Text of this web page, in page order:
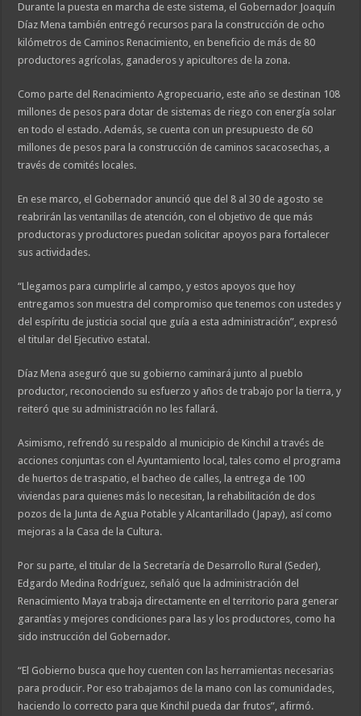
Durante la puesta en marcha de este sistema, el Gobernador Joaquín
Díaz Mena también entregó recursos para la construcción de ocho
kilómetros de Caminos Renacimiento, en beneficio de más de 80
productores agrícolas, ganaderos y apicultores de la zona.
Como parte del Renacimiento Agropecuario, este año se destinan 108
millones de pesos para dotar de sistemas de riego con energía solar
en todo el estado. Además, se cuenta con un presupuesto de 60
millones de pesos para la construcción de caminos sacacosechas, a
través de comités locales.
En ese marco, el Gobernador anunció que del 8 al 30 de agosto se
reabrirán las ventanillas de atención, con el objetivo de que más
productoras y productores puedan solicitar apoyos para fortalecer
sus actividades.
“Llegamos para cumplirle al campo, y estos apoyos que hoy
entregamos son muestra del compromiso que tenemos con ustedes y
del espíritu de justicia social que guía a esta administración”, expresó
el titular del Ejecutivo estatal.
Díaz Mena aseguró que su gobierno caminará junto al pueblo
productor, reconociendo su esfuerzo y años de trabajo por la tierra, y
reiteró que su administración no les fallará.
Asimismo, refrendó su respaldo al municipio de Kinchil a través de
acciones conjuntas con el Ayuntamiento local, tales como el programa
de huertos de traspatio, el bacheo de calles, la entrega de 100
viviendas para quienes más lo necesitan, la rehabilitación de dos
pozos de la Junta de Agua Potable y Alcantarillado (Japay), así como
mejoras a la Casa de la Cultura.
Por su parte, el titular de la Secretaría de Desarrollo Rural (Seder),
Edgardo Medina Rodríguez, señaló que la administración del
Renacimiento Maya trabaja directamente en el territorio para generar
garantías y mejores condiciones para las y los productores, como ha
sido instrucción del Gobernador.
“El Gobierno busca que hoy cuenten con las herramientas necesarias
para producir. Por eso trabajamos de la mano con las comunidades,
haciendo lo correcto para que Kinchil pueda dar frutos”, afirmó.